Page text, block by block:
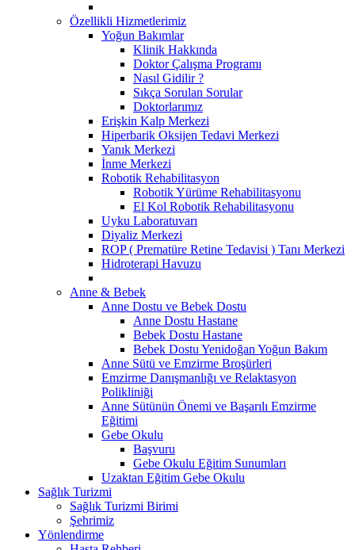
Özellikli Hizmetlerimiz
Yoğun Bakımlar
Klinik Hakkında
Doktor Çalışma Programı
Nasıl Gidilir ?
Sıkça Sorulan Sorular
Doktorlarımız
Erişkin Kalp Merkezi
Hiperbarik Oksijen Tedavi Merkezi
Yanık Merkezi
İnme Merkezi
Robotik Rehabilitasyon
Robotik Yürüme Rehabilitasyonu
El Kol Robotik Rehabilitasyonu
Uyku Laboratuvarı
Diyaliz Merkezi
ROP ( Prematüre Retine Tedavisi ) Tanı Merkezi
Hidroterapi Havuzu
Anne & Bebek
Anne Dostu ve Bebek Dostu
Anne Dostu Hastane
Bebek Dostu Hastane
Bebek Dostu Yenidoğan Yoğun Bakım
Anne Sütü ve Emzirme Broşürleri
Emzirme Danışmanlığı ve Relaktasyon
Polikliniği
Anne Sütünün Önemi ve Başarılı Emzirme
Eğitimi
Gebe Okulu
Başvuru
Gebe Okulu Eğitim Sunumları
Uzaktan Eğitim Gebe Okulu
Sağlık Turizmi
Sağlık Turizmi Birimi
Şehrimiz
Yönlendirme